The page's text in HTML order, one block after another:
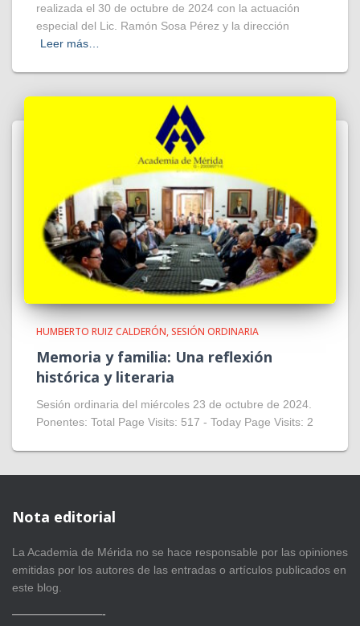
realizada el 30 de octubre de 2024 con la actuación
especial del Lic. Ramón Sosa Pérez y la dirección
Leer más…
HUMBERTO RUIZ CALDERÓN SESIÓN ORDINARIA
Memoria y familia: Una reflexión
histórica y literaria
Sesión ordinaria del miércoles 23 de octubre de 2024.
Ponentes: Total Page Visits: 517 - Today Page Visits: 2
Nota editorial
La Academia de Mérida no se hace responsable por las opiniones
emitidas por los autores de las entradas o artículos publicados en
este blog.
————————-